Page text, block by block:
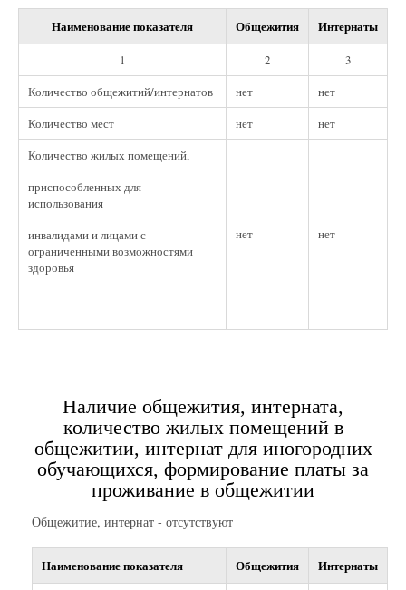
Наименование показателя Общежития Интернаты
1 2
3
Количество общежитий/интернатов
нет
нет
Количество мест
нет
нет
Количество жилых помещений,
приспособленных для
использования
инвалидами и лицами с
ограниченными возможностями
здоровья
нет нет
Наличие общежития, интерната,
количество жилых помещений в
общежитии, интернат для иногородних
обучающихся, формирование платы за
проживание в общежитии
Общежитие, интернат - отсутствуют
Наименование показателя Общежития Интернаты